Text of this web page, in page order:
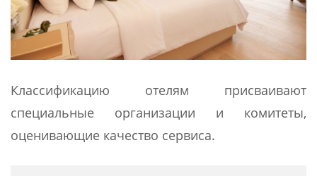
Классификацию отелям присваивают
специальные организации и комитеты,
оценивающие качество сервиса.